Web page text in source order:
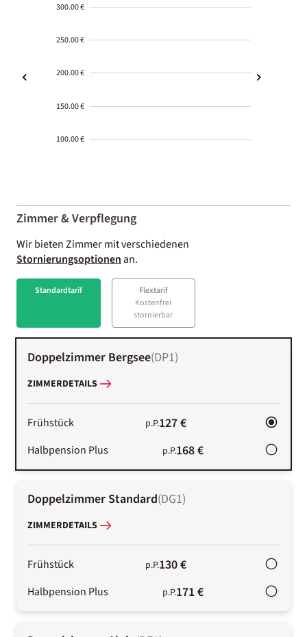
300.00 €
250.00 €
200.00 €
150.00 €
100.00 €
01-02
Zimmer & Verpflegung
Wir bieten Zimmer mit verschiedenen
Stornierungsoptionenan.
Standardtarif
Flextarif
Kostenfrei
stornierbar
Doppelzimmer Bergsee(DP1)
ZIMMERDETAILS
Frühstück p.P.127 €
Halbpension Plus p.P.168 €
Doppelzimmer Standard(DG1)
ZIMMERDETAILS
Frühstück p.P.130 €
Halbpension Plus p.P.171 €